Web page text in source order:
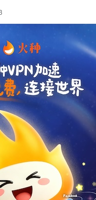
kuai500
器
中信加速器
云 回锅肉加速器
器
布谷vp加速器
外网
易飞加速器
梯子加速器